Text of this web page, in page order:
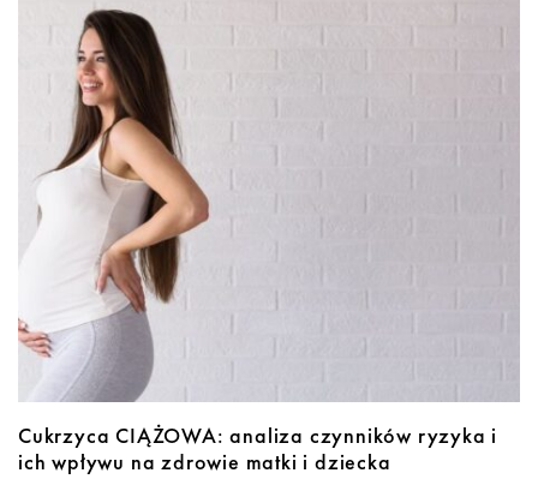
Wyznania diabetyka
Cukrzyca CIĄŻOWA: analiza czynników ryzyka i
ich wpływu na zdrowie matki i dziecka